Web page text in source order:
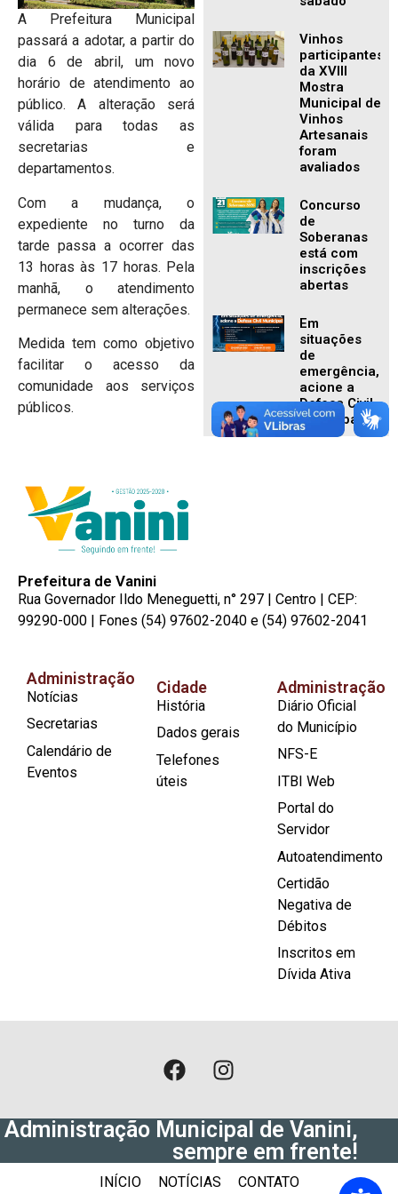
A Prefeitura Municipal
passará a adotar, a partir do
dia 6 de abril, um novo
horário de atendimento ao
público. A alteração será
válida para todas as
secretarias e
departamentos.
Com a mudança, o
expediente no turno da
tarde passa a ocorrer das
13 horas às 17 horas. Pela
manhã, o atendimento
permanece sem alterações.
Medida tem como objetivo
facilitar o acesso da
comunidade aos serviços
públicos.
Vinhos
participantes
da XVIII
Mostra
Municipal de
Vinhos
Artesanais
foram
avaliados
Concurso
de
Soberanas
está com
inscrições
abertas
Em
situações
de
emergência,
acione a
Defesa Civil
Municipal
Prefeitura de Vanini
Rua Governador Ildo Meneguetti, n° 297 | Centro | CEP:
99290-000 | Fones (54) 97602-2040 e (54) 97602-2041
Administração
Notícias
Secretarias
Calendário de
Eventos
Cidade
História
Dados gerais
Telefones
úteis
Administração
Diário Oficial
do Município
NFS-E
ITBI Web
Portal do
Servidor
Autoatendimento
Certidão
Negativa de
Débitos
Inscritos em
Dívida Ativa
Administração Municipal de Vanini,
sempre em frente!
INÍCIO NOTÍCIAS CONTATO